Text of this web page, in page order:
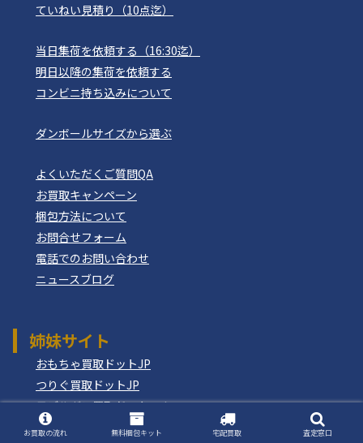
ていねい見積り（10点迄）
当日集荷を依頼する（16:30迄）
明日以降の集荷を依頼する
コンビニ持ち込みについて
ダンボールサイズから選ぶ
よくいただくご質問QA
お買取キャンペーン
梱包方法について
お問合せフォーム
電話でのお問い合わせ
ニュースブログ
姉妹サイト
おもちゃ買取ドットJP
つりぐ買取ドットJP
モデルガン買取ドットコム
もけいのどらねこ堂
お買取の流れ 無料梱包キット 宅配買取 査定窓口